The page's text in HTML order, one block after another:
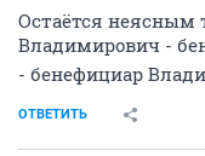
Остаётся неясным
Владимирович -
- бенефициар
ОТВЕТИТЬ